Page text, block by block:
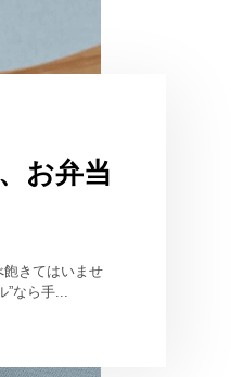
お弁当
飽きてはいませ
”なら手...